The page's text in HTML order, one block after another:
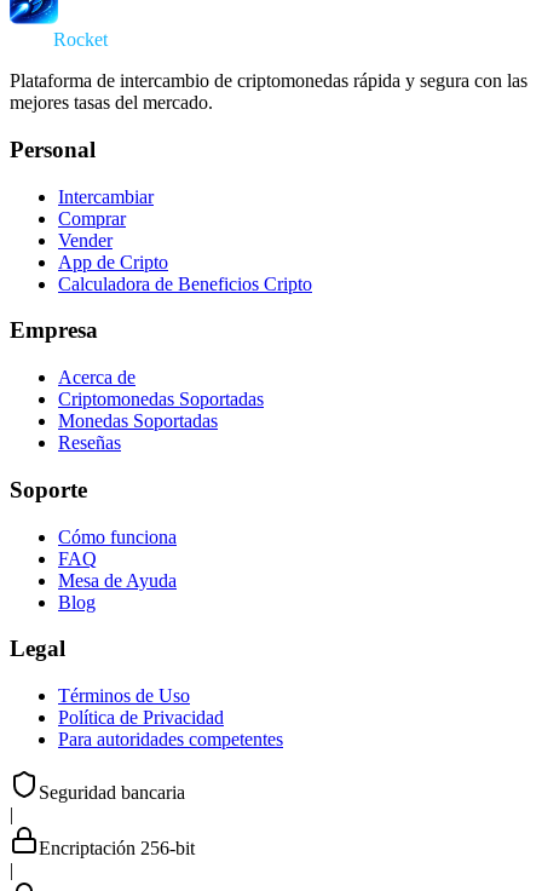
Rocket
Plataforma de intercambio de criptomonedas rápida y segura con las
mejores tasas del mercado.
Personal
Intercambiar
Comprar
Vender
App de Cripto
Calculadora de Beneficios Cripto
Empresa
Acerca de
Criptomonedas Soportadas
Monedas Soportadas
Reseñas
Soporte
Cómo funciona
FAQ
Mesa de Ayuda
Blog
Legal
Términos de Uso
Política de Privacidad
Para autoridades competentes
Seguridad bancaria
|
Encriptación 256-bit
|